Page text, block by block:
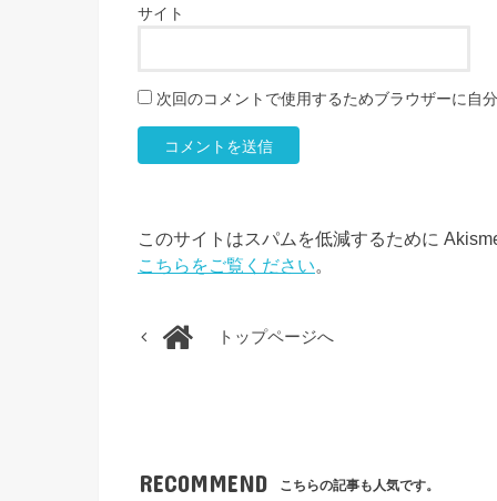
サイト
次回のコメントで使用するためブラウザーに自
このサイトはスパムを低減するために
こちらをご覧ください。
トップページへ
RECOMMEND こちらの記事も人気です。